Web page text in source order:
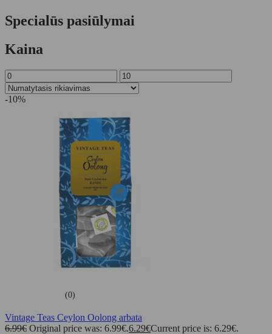
Specialūs pasiūlymai
Kaina
-10%
(0)
Vintage Teas Ceylon Oolong arbata
6.99€ Original price was: 6.99€.6.29€Current price is: 6.29€.